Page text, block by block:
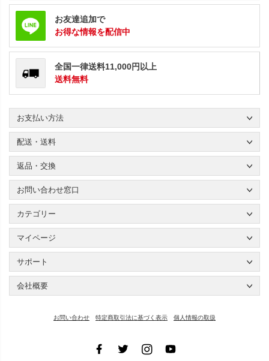
お友達追加で
お得な情報を配信中
全国一律送料11,000円以上
送料無料
お支払い方法
配送・送料
返品・交換
お問い合わせ窓口
カテゴリー
マイページ
サポート
会社概要
お問い合わせ 特定商取引法に基づく表示 個人情報の取扱